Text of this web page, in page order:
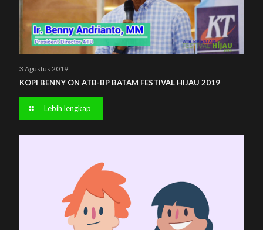
3 Agustus 2019
KOPI BENNY ON ATB-BP BATAM FESTIVAL HIJAU 2019
Lebih lengkap